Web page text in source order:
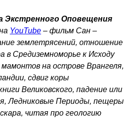
Экстренного Оповещения
YouTube – фильм Сан –
землетрясений, отношение
в Средиземноморье к Исходу
на острове Врангеля,
сдвиг коры
Великовского, падение или
Ледниковые Периоды, пещеры
читая про геологию